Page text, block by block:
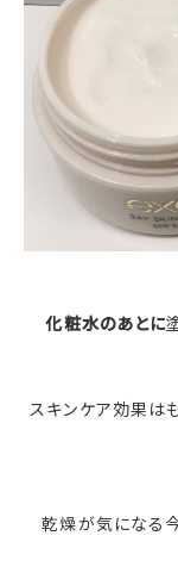
化粧水のあとに
スキンケア効果は
乾燥が気になる